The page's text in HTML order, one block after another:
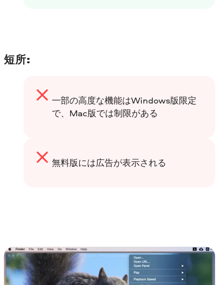
短所:
一部の高度な機能はWindows版限定
で、Mac版では制限がある
無料版には広告が表示される